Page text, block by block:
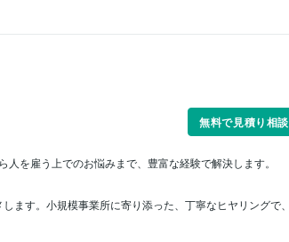
無料で見積り相談
を雇う上でのお悩みまで、豊富な経験で解決します。
ます。小規模事業所に寄り添った、丁寧なヒヤリングで、